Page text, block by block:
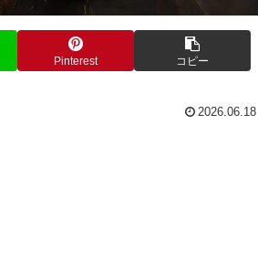
Pinterest コピー
2026.06.18